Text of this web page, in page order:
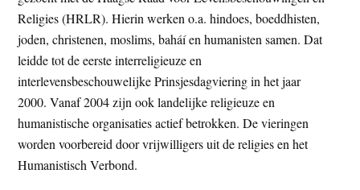
Religies (HRLR). Hierin werken o.a. hindoes, boeddhisten,
joden, christenen, moslims, baháí en humanisten samen. Dat
leidde tot de eerste interreligieuze en
interlevensbeschouwelijke Prinsjesdagviering in het jaar
2000. Vanaf 2004 zijn ook landelijke religieuze en
humanistische organisaties actief betrokken. De vieringen
worden voorbereid door vrijwilligers uit de religies en het
Humanistisch Verbond.